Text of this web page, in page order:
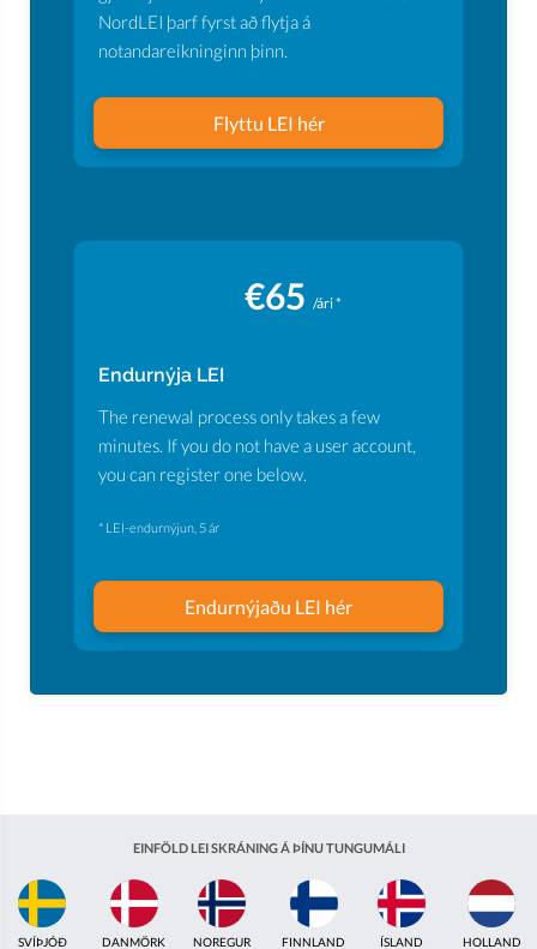
NordLEI þarf fyrst að flytja á
notandareikninginn þinn.
Flyttu LEI hér
€65 /ári *
Endurnýja LEI
The renewal process only takes a few
minutes. If you do not have a user account,
you can register one below.
* LEI-endurnýjun, 5 ár
Endurnýjaðu LEI hér
EINFÖLD LEI SKRÁNING Á ÞÍNU TUNGUMÁLI
ÍSLAND HOLLAND BRETLAND INDLAND EISTLAND ÁSTRALÍA